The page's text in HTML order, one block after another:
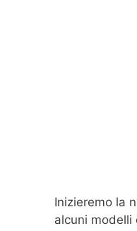
Inizieremo la
alcuni modelli